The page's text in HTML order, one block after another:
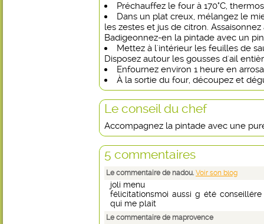
Préchauffez le four à 170°C,
Dans un plat creux, mélangez le
les zestes et jus de citron.
Badigeonnez-en la pintade avec un
Mettez à l'intérieur les feuilles de
Disposez autour les gousses d'ail
Enfournez environ 1 heure en
À la sortie du four, découpez et
Le conseil du chef
Accompagnez la pintade avec une
5 commentaires
Le commentaire de nadou. Voir son blog
joli menu
félicitationsmoi aussi g été
qui me plait
Le commentaire de maprovence